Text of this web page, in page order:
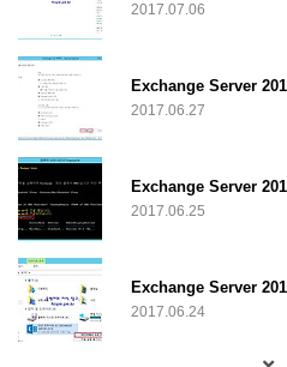
2017.07.06
Exchange Server
2017.06.27
Exchange Server
2017.06.25
Exchange Server
2017.06.24